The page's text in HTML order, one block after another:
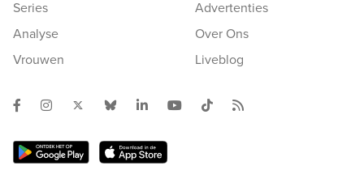
Series
Analyse
Vrouwen
Advertenties
Over Ons
Liveblog